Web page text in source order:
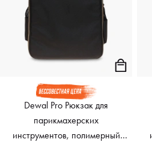
Dewal Pro Рюкзак для
парикмахерских
инструментов, полимерный